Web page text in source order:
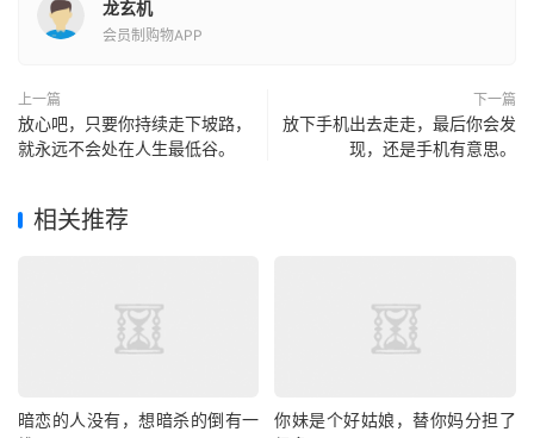
龙玄机
会员制购物APP
上一篇
放心吧，只要你持续走下坡路，
就永远不会处在人生最低谷。
下一篇
放下手机出去走走，最后你会发
现，还是手机有意思。
相关推荐
暗恋的人没有，想暗杀的倒有一
你妹是个好姑娘，替你妈分担了